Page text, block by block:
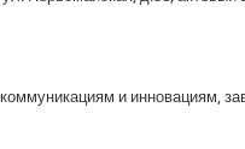
и инновациям,